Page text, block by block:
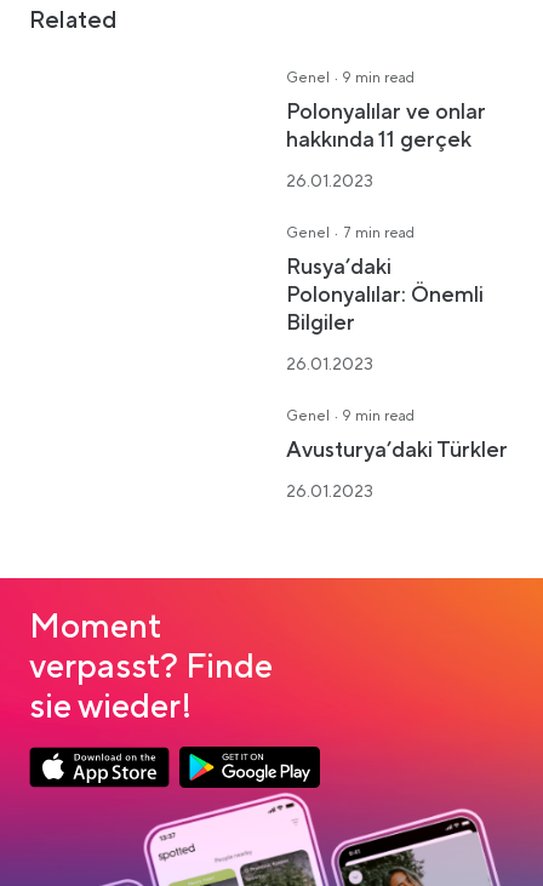
Related
Genel · 9 min read
Polonyalılar ve onlar
hakkında 11 gerçek
26.01.2023
Genel · 7 min read
Rusya’daki
Polonyalılar: Önemli
Bilgiler
26.01.2023
Genel · 9 min read
Avusturya’daki Türkler
26.01.2023
Moment
verpasst? Finde
sie wieder!
Link opens in a new tabLink opens in a new tab
Google Play Download